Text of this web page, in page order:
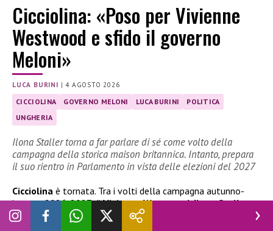
Cicciolina: «Poso per Vivienne
Westwood e sfido il governo
Meloni»
LUCA BURINI |4 AGOSTO 2026
CICCIOLINA GOVERNO MELONI LUCA BURINI
POLITICA
UNGHERIA
Ilona Staller torna a far parlare di sé come volto della
campagna della storica maison britannica. Intanto, prepara
il suo rientro in Parlamento in vista delle elezioni del 2027
Cicciolina è tornata. Tra i volti della campagna autunno-
inverno 2026-2027 diVivienne Westwood,Ilona Staller
(questo il suo nome all’anagrafe) racconta, nell’intervista